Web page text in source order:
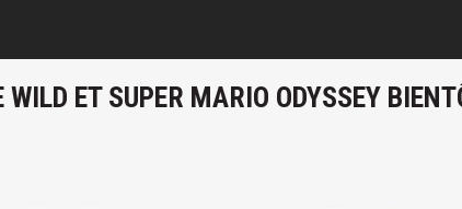
ET SUPER MARIO ODYSSEY